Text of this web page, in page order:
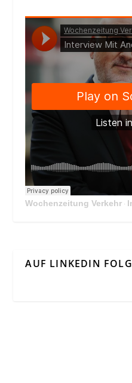
Wochenzeitung Verkehr ·
AUF LINKEDIN